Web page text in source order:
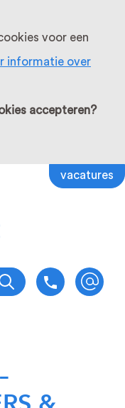
voor een
informatie over
accepteren?
vacatures